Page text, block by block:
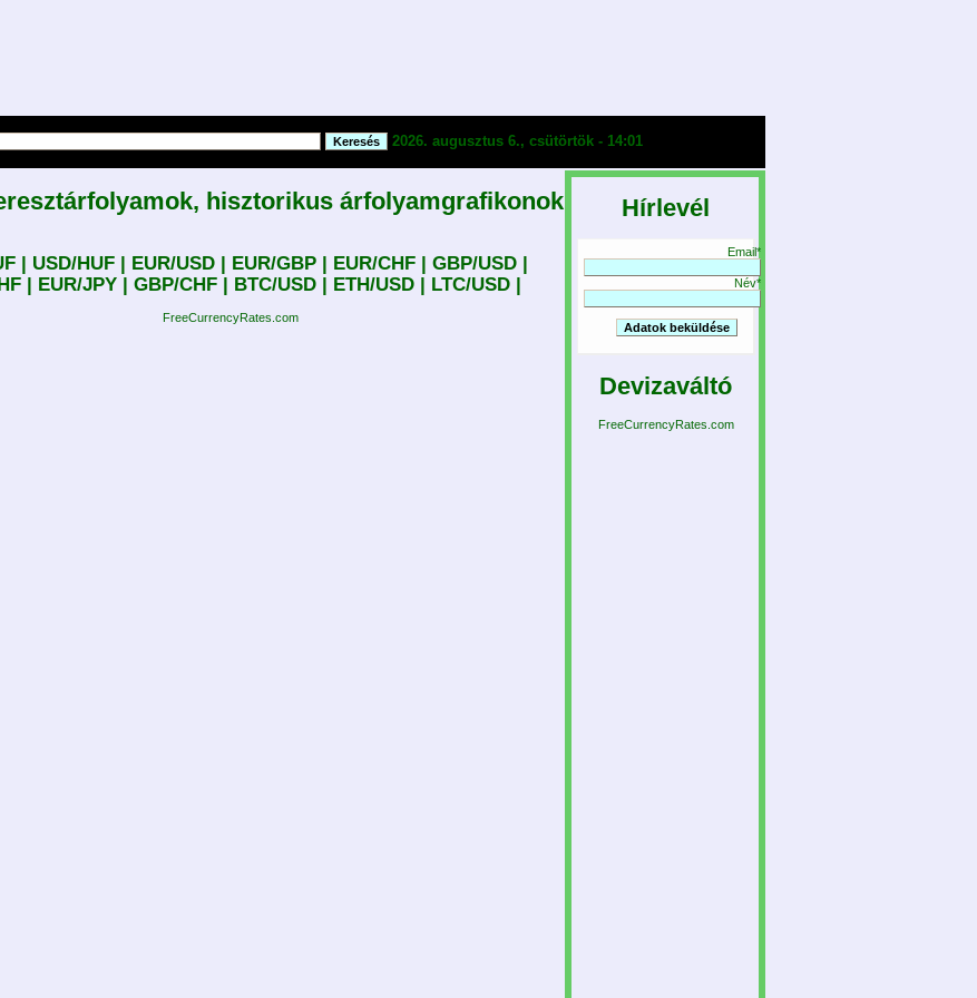
2026. augusztus 6., csütörtök - 14:01
hisztorikus árfolyamgrafikonok
| USD/HUF | EUR/USD | EUR/GBP | EUR/CHF | GBP/USD |
|
EUR/JPY | GBP/CHF | BTC/USD | ETH/USD | LTC/USD |
FreeCurrencyRates.com
Hírlevél
Email*
Név*
Devizaváltó
FreeCurrencyRates.com